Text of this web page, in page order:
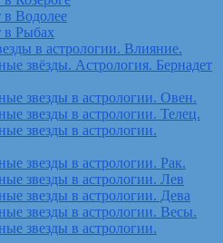
в Водолее
в Рыбах
в астрологии. Влияние.
звёзды. Астрология. Бернадет
звезды в астрологии. Овен.
звезды в астрологии. Телец.
звезды в астрологии.
звезды в астрологии. Рак.
звезды в астрологии. Лев
звезды в астрологии. Дева
звезды в астрологии. Весы.
звезды в астрологии.